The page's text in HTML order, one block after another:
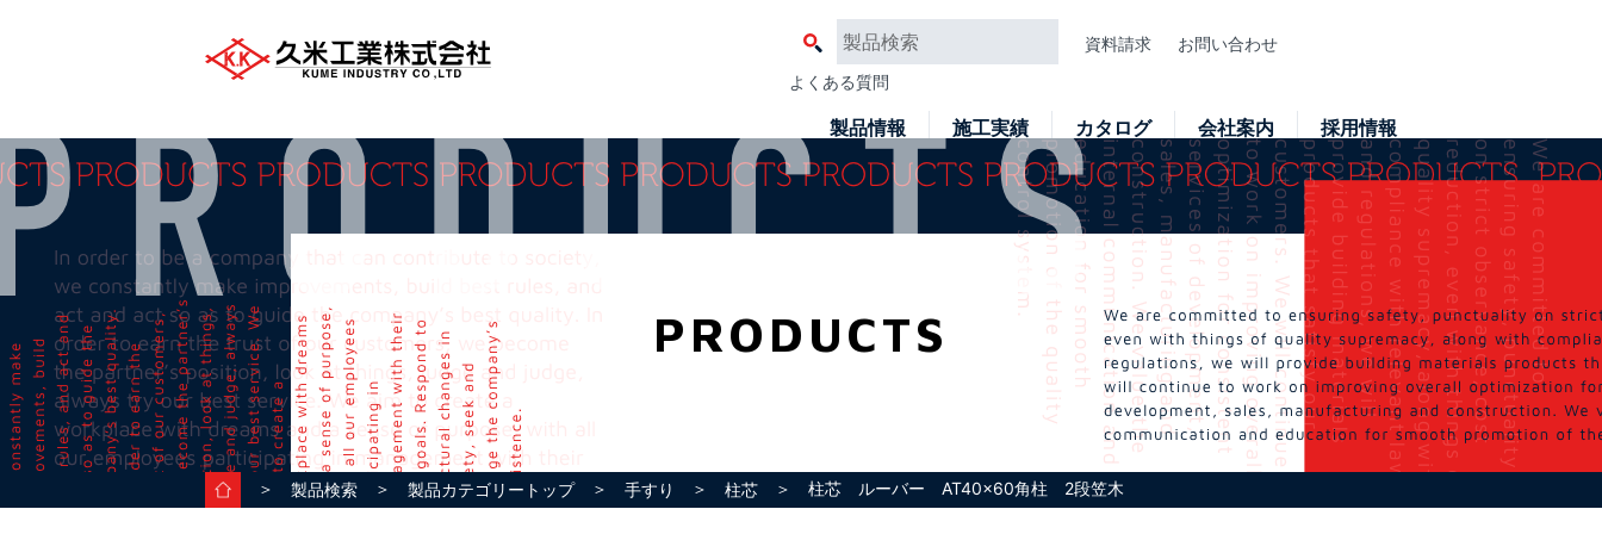
資料請求
お問い合わせ
よくある質問
製品情報 施工実績 カタログ 会社案内 採用情報
PRODUCTS
＞ 製品検索 ＞ 製品カテゴリートップ＞ 手すり ＞ 柱芯 ＞ 柱芯 ルーバー AT40x60角柱 2段笠木